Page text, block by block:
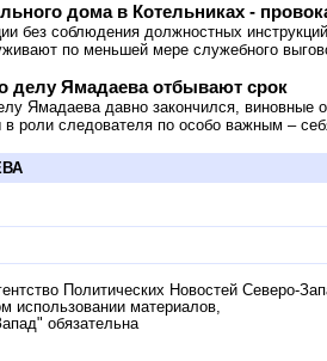
дома в Котельниках -
без соблюдения должностных
по меньшей мере служебного
делу Ямадаева отбывают срок
Ямадаева давно закончился, виновные
роли следователя по особо важным –
Политических Новостей Северо-
использовании материалов,
обязательна